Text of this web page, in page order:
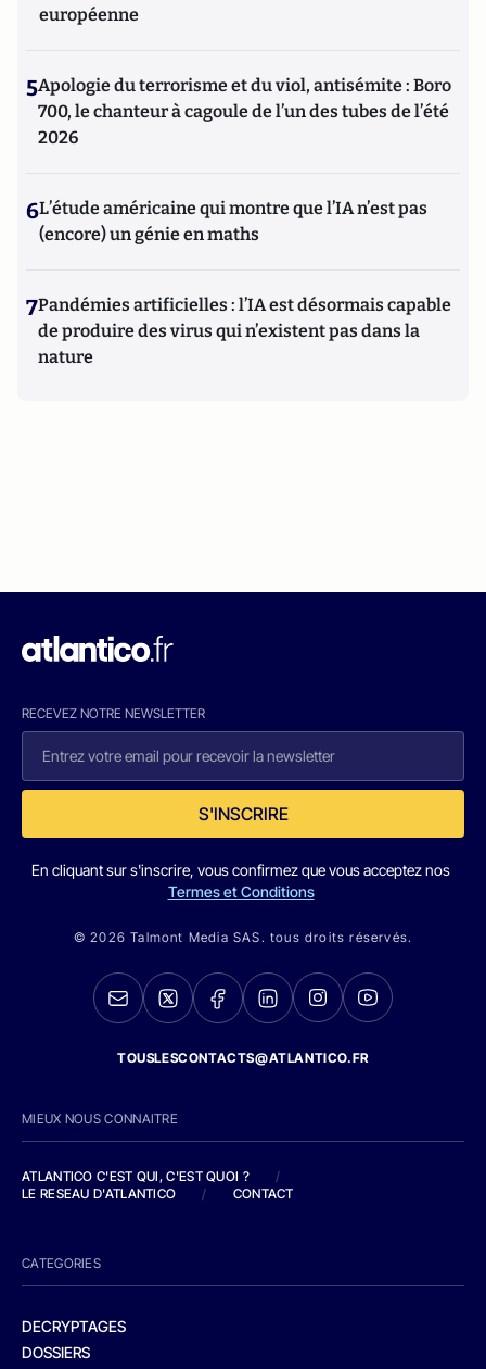
européenne
5Apologie du terrorisme et du viol, antisémite : Boro
700, le chanteur à cagoule de l’un des tubes de l’été
2026
6L’étude américaine qui montre que l’IA n’est pas
(encore) un génie en maths
7Pandémies artificielles : l’IA est désormais capable
de produire des virus qui n’existent pas dans la
nature
RECEVEZ NOTRE NEWSLETTER
S'INSCRIRE
En cliquant sur s'inscrire, vous confirmez que vous acceptez nos
Termes et Conditions
© 2026 Talmont Media SAS. tous droits réservés.
TOUSLESCONTACTS@ATLANTICO.FR
MIEUX NOUS CONNAITRE
ATLANTICO C'EST QUI, C'EST QUOI ?
/
LE RESEAU D'ATLANTICO
/ CONTACT
CATEGORIES
DECRYPTAGES
DOSSIERS